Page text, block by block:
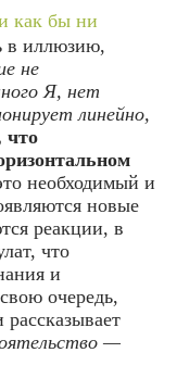
как бы ни
в иллюзию,
не
Я, нет
линейно,
что
необходимый и
новые
реакции, в
что
и
очередь,
—